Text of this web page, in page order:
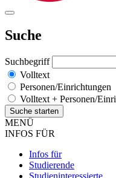
Suche
Suchbegriff
Volltext
Personen/Einrichtungen
Volltext + Personen/
MENÜ
INFOS FÜR
Infos für
Studierende
Studieninteressierte